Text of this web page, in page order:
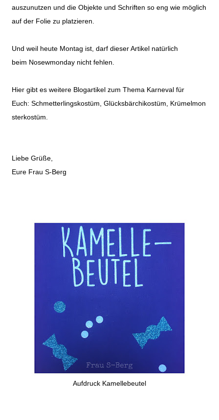
auszunutzen und die Objekte und Schriften so eng wie möglich
auf der Folie zu platzieren.
Und weil heute Montag ist, darf dieser Artikel natürlich
beim Nosewmonday nicht fehlen.
Hier gibt es weitere Blogartikel zum Thema Karneval für
Euch: Schmetterlingskostüm Glücksbärchikostüm
Krümelmon
sterkostüm
Liebe Grüße,
Eure Frau S-Berg
Aufdruck Kamellebeutel